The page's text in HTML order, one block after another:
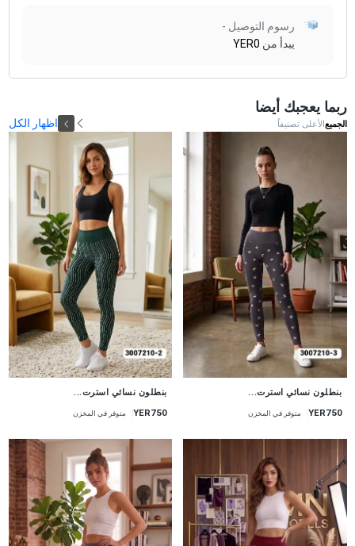
رسوم التوصيل -
يبدأ من YER0
ربما يعجبك أيضا
الجميع الأعلى تصنيفاً اظهار الكل
بنطلون نسائي استرت...
YER750 متوفر في المخزن
بنطلون نسائي استرت...
YER750 متوفر في المخزن